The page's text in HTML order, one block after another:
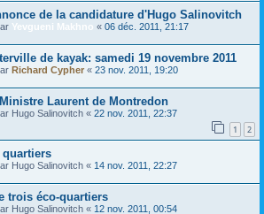
de la candidature d'Hugo Salinovitch
Yevgueni Makhno « 06 déc. 2011, 21:17
de kayak: samedi 19 novembre 2011
Richard Cypher « 23 nov. 2011, 19:20
Laurent de Montredon
Hugo Salinovitch « 22 nov. 2011, 22:37
1 2
quartiers
Hugo Salinovitch « 14 nov. 2011, 22:27
trois éco-quartiers
Hugo Salinovitch « 12 nov. 2011, 00:54